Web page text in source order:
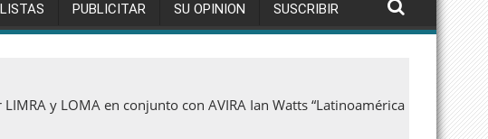
PUBLICITAR SU OPINION SUSCRIBIR
LIMRA y LOMA en conjunto con AVIRA Ian Watts “Latinoamérica